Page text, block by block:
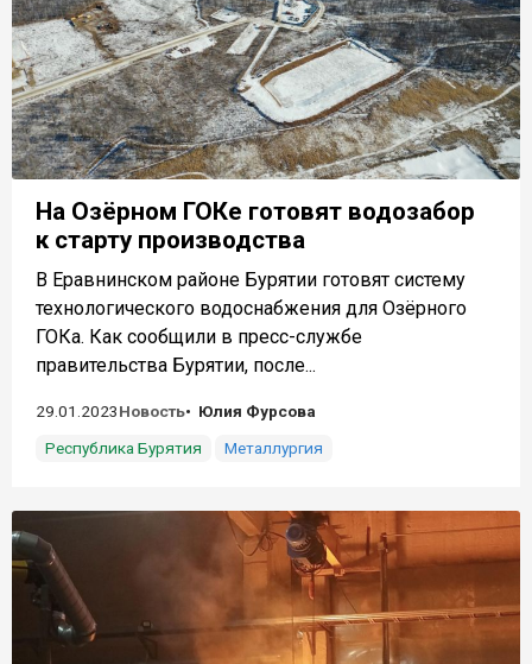
На Озёрном ГОКе готовят водозабор
к старту производства
В Еравнинском районе Бурятии готовят систему
технологического водоснабжения для Озёрного
ГОКа. Как сообщили в пресс-службе
правительства Бурятии, после...
29.01.2023Новость
Юлия Фурсова
Республика Бурятия
Металлургия